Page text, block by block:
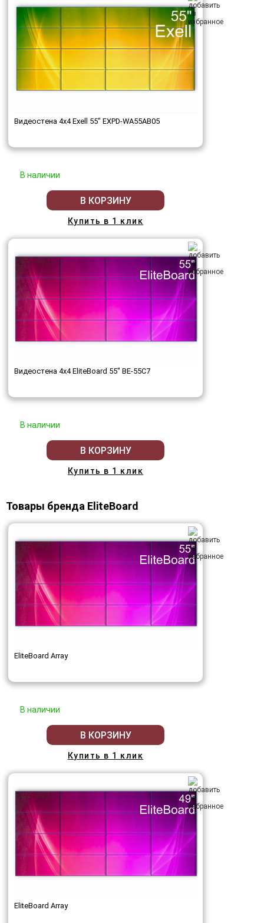
Видеостена 4x4 Exell 55" EXPD-WA55AB05
В наличии
В КОРЗИНУ
Купить в 1 клик
Видеостена 4x4 EliteBoard 55" BE-55C7
В наличии
В КОРЗИНУ
Купить в 1 клик
Товары бренда EliteBoard
EliteBoard Array
В наличии
В КОРЗИНУ
Купить в 1 клик
EliteBoard Array